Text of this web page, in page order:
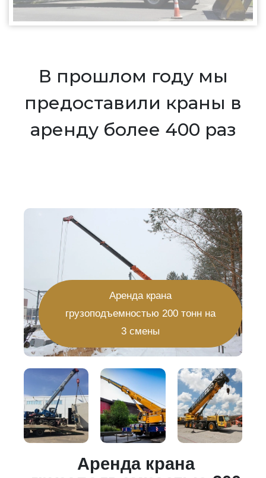
В прошлом году мы
предоставили краны в
аренду более 400 раз
Аренда крана
грузоподъемностью 200 тонн на
3 смены
Аренда крана